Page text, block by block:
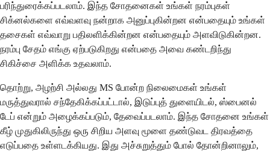
பரிந்துரைக்கப்படலாம். இந்த சோதனைகள் உங்கள் நரம்புகள்
சிக்னல்களை எவ்வளவு நன்றாக அனுப்புகின்றன என்பதையும் உங்கள்
தசைகள் எவ்வாறு பதிலளிக்கின்றன என்பதையும் அளவிடுகின்றன.
நரம்பு சேதம் எங்கு ஏற்படுகிறது என்பதை அவை கண்டறிந்து
சிகிச்சை அளிக்க உதவலாம்.
தொற்று, அழற்சி அல்லது MS போன்ற நிலைமைகள் உங்கள்
மருத்துவரால் சந்தேகிக்கப்பட்டால், இடுப்புத் துளையிடல், ஸ்பைனல்
டேப் என்றும் அழைக்கப்படும், தேவைப்படலாம். இந்த சோதனை உங்கள்
கீழ் முதுகிலிருந்து ஒரு சிறிய அளவு மூளை தண்டுவட திரவத்தை
எடுப்பதை உள்ளடக்கியது. இது அச்சுறுத்தும் போல் தோன்றினாலும்,